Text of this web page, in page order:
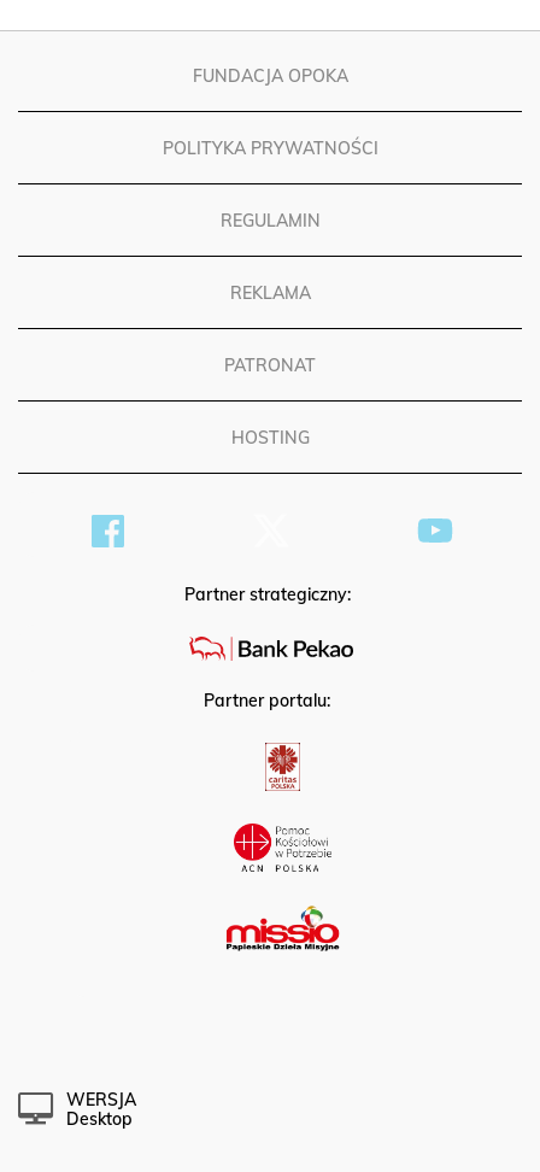
FUNDACJA OPOKA
POLITYKA PRYWATNOŚCI
REGULAMIN
REKLAMA
PATRONAT
HOSTING
Partner strategiczny:
Partner portalu:
WERSJA
Desktop